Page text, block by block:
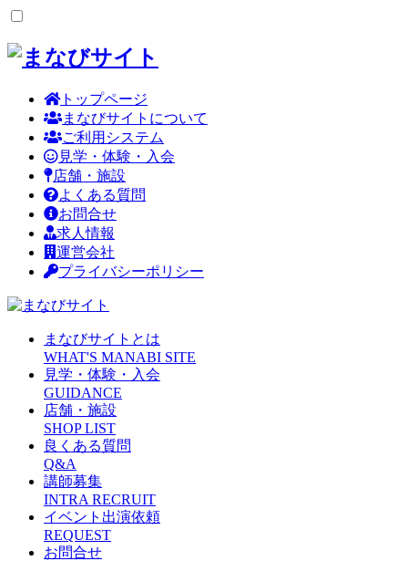
トップページ
まなびサイトについて
ご利用システム
見学・体験・入会
店舗・施設
よくある質問
お問合せ
求人情報
運営会社
プライバシーポリシー
まなびサイトとは
WHAT'S MANABI SITE
見学・体験・入会
GUIDANCE
店舗・施設
SHOP LIST
良くある質問
Q&A
講師募集
INTRA RECRUIT
イベント出演依頼
REQUEST
お問合せ